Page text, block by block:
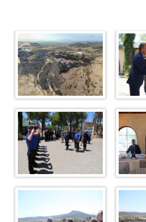
Metal İşleri
Mobilya Dekorasyon
Süt ve Süt İşleme
Tarım Uygulamaları
Zeytincilik / Zeytin İşleme
İşyurdu Ürünler
Ağaç İşleme Ürünler
Mobilya Dekorasyon Ürünler
Süt İşleme Ürünler
Zeytincilik Ürünler
İşyurtları Ürün Kataloğu
İşyurdu Kantinler
Karşıyaka Kantin